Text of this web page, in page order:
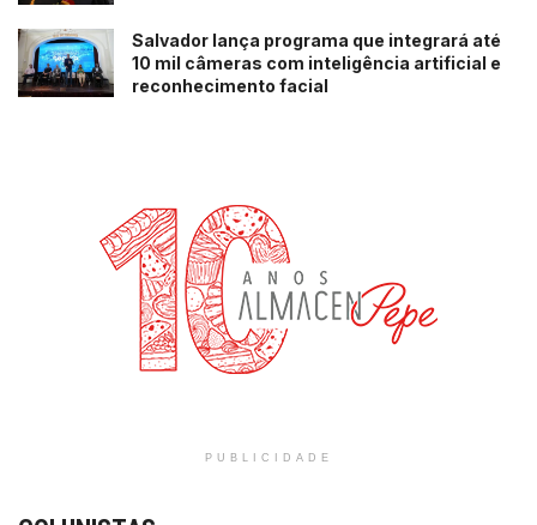
Salvador lança programa que integrará até
10 mil câmeras com inteligência artificial e
reconhecimento facial
PUBLICIDADE